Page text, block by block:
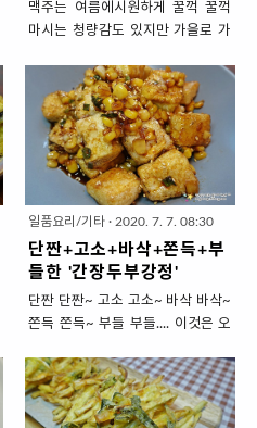
것 마냥 늘 있는 식재료이고요. 스팸
도 대표적인 비상식량으로 최소 한
와야겠죠? 굳이 마트까지 나갈 필요
없이 집앞 편의점에서도 파니까...
이렇게 재료 준비해서 한냄비에 다
쓸어담아 김치찜으로 만들어보겠습
니다. 만만한 오늘 저녁 반찬 ..
맥주는 여름에시원하게 꿀꺽 꿀꺽
마시는 청량감도 있지만 가을로 가
원하게 불어오는 바람을 맞으며 한
모금씩 홀짝 홀짝 마시는 여유로움
을 주기도 합니다. 저는 술을 잘 마
시지 못하기 때문에 한번에 많이 마
시기 보다는 드라마나 영화를 보면
서 천천히 마시는 것을 좋아하는데
요. 그런 여유로움을 즐기기에 좋은
맥이 질릴때도 있잖아요. 북어튀김
인데요. 새우깡과 오징어튀김을 섞
어 놓은 맛이 자꾸 손이가는 중독성
이 있습니다. 여기에 고소함을 2배
는 '청양고추마요소스'를 곁들여보
겠습니다. 맥주를 무한 흡입시키는
꿀안주 '북어(황태)튀김' 1. 재료 준
일품요리/기타 · 2020. 7. 7. 08:30
단짠+고소+바삭+쫀득+부
들한 '간장두부강정'
단짠 단짠~ 고소 고소~ 바삭 바삭~
쫀득 쫀득~ 부들 부들.... 이것은 오
표현입니다. 단짠 단짠 : 간장과 물
엿의 조화~ 고소 고소 : 두부 본연의
콩맛에 튀겼으니 고소할 수밖에~